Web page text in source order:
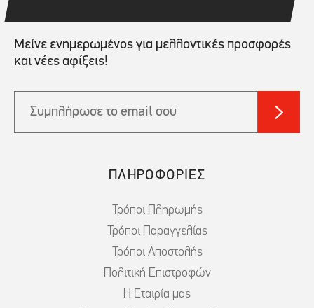
Μείνε ενημερωμένος για μελλοντικές προσφορές
και νέες αφίξεις!
ΠΛΗΡΟΦΟΡΙΕΣ
Τρόποι Πληρωμής
Τρόποι Παραγγελίας
Τρόποι Αποστολής
Πολιτική Επιστροφών
Η Εταιρία μας